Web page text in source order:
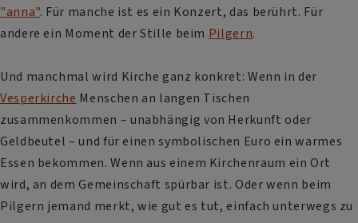
"anna". Für manche ist es ein Konzert, das berührt. Für
andere ein Moment der Stille beim Pilgern.
Und manchmal wird Kirche ganz konkret: Wenn in der
Vesperkirche Menschen an langen Tischen
zusammenkommen – unabhängig von Herkunft oder
Geldbeutel – und für einen symbolischen Euro ein warmes
Essen bekommen. Wenn aus einem Kirchenraum ein Ort
wird, an dem Gemeinschaft spürbar ist. Oder wenn beim
Pilgern jemand merkt, wie gut es tut, einfach unterwegs zu